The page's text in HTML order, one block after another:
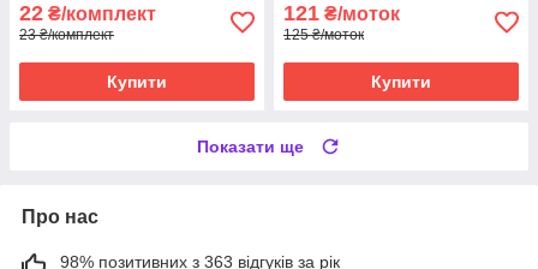
22 ₴/комплект
23 ₴/комплект
Купити
121 ₴/моток
125 ₴/моток
Купити
Показати ще
Про нас
98% позитивних з 363 відгуків за рік